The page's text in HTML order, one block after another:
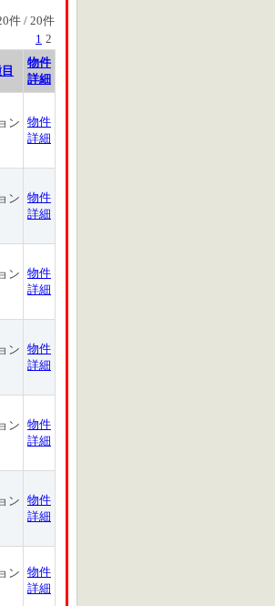
件 / 20件
1 2
物件
詳細
ン 物件
詳細
ン 物件
詳細
ン 物件
詳細
ン 物件
詳細
ン 物件
詳細
ン 物件
詳細
ン 物件
詳細